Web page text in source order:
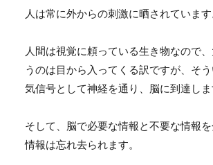
人は常に外からの刺激に晒されています
人間は視覚に頼っている生き物なので
うのは目から入ってくる訳ですが、そ
気信号として神経を通り、脳に到達しま
そして、脳で必要な情報と不要な情報
情報は忘れ去られます。